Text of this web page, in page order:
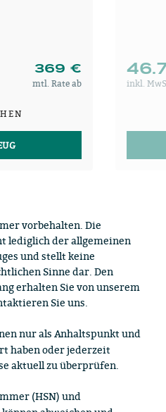
369 €
mtl. Rate ab inkl.
vorbehalten. Die
lediglich der allgemeinen
und stellt keine
Sinne dar. Den
erhalten Sie von unserem
Sie uns.
nur als Anhaltspunkt und
haben oder jederzeit
aktuell zu überprüfen.
(HSN) und